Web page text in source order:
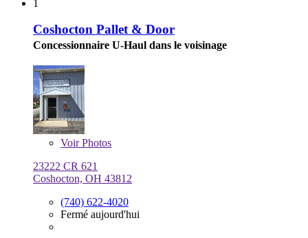
1
Coshocton Pallet & Door
Concessionnaire U-Haul dans le voisinage
VoirPhotos
23222 CR 621
Coshocton, OH 43812
(740) 622-4020
Fermé aujourd'hui